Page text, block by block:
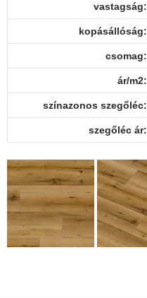
vastagság:
kopásállóság:
csomag:
ár/m2:
színazonos szegőléc:
szegőléc ár: